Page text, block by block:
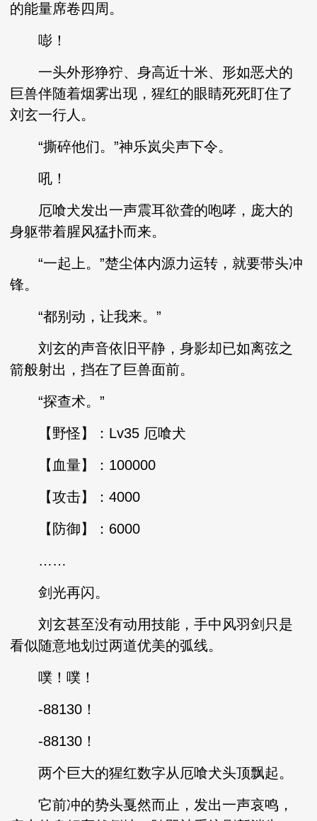
的能量席卷四周。
嘭！
一头外形狰狞、身高近十米、形如恶犬的
巨兽伴随着烟雾出现，猩红的眼睛死死盯住了
刘玄一行人。
“撕碎他们。”神乐岚尖声下令。
吼！
厄喰犬发出一声震耳欲聋的咆哮，庞大的
身躯带着腥风猛扑而来。
“一起上。”楚尘体内源力运转，就要带头冲
锋。
“都别动，让我来。”
刘玄的声音依旧平静，身影却已如离弦之
箭般射出，挡在了巨兽面前。
“探查术。”
【野怪】：Lv35 厄喰犬
【血量】：100000
【攻击】：4000
【防御】：6000
……
剑光再闪。
刘玄甚至没有动用技能，手中风羽剑只是
看似随意地划过两道优美的弧线。
噗！噗！
-88130！
-88130！
两个巨大的猩红数字从厄喰犬头顶飘起。
它前冲的势头戛然而止，发出一声哀鸣，